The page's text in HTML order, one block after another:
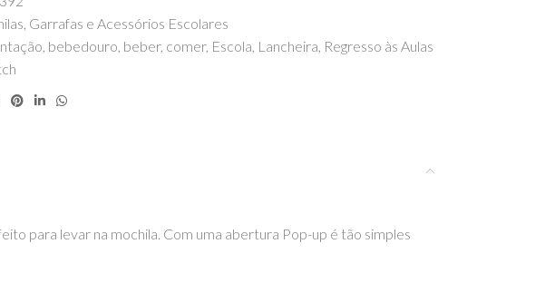
Garrafas e Acessórios Escolares
, bebedouro, beber, comer, Escola, Lancheira, Regresso às Aulas
para levar na mochila. Com uma abertura Pop-up é tão simples